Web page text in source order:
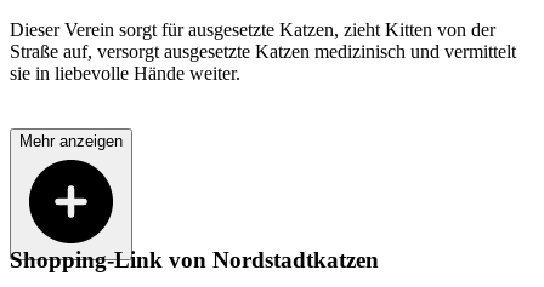
Dieser Verein sorgt für ausgesetzte Katzen, zieht Kitten von der
Straße auf, versorgt ausgesetzte Katzen medizinisch und vermittelt
sie in liebevolle Hände weiter.
Mehr anzeigen
Shopping-Link von Nordstadtkatzen